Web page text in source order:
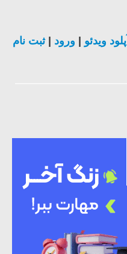
آپلود ویدئو ورود |ثبت نام